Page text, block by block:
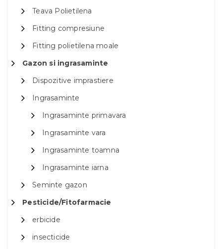
Teava Polietilena
Fitting compresiune
Fitting polietilena moale
Gazon si ingrasaminte
Dispozitive imprastiere
Ingrasaminte
Ingrasaminte primavara
Ingrasaminte vara
Ingrasaminte toamna
Ingrasaminte iarna
Seminte gazon
Pesticide/Fitofarmacie
erbicide
insecticide